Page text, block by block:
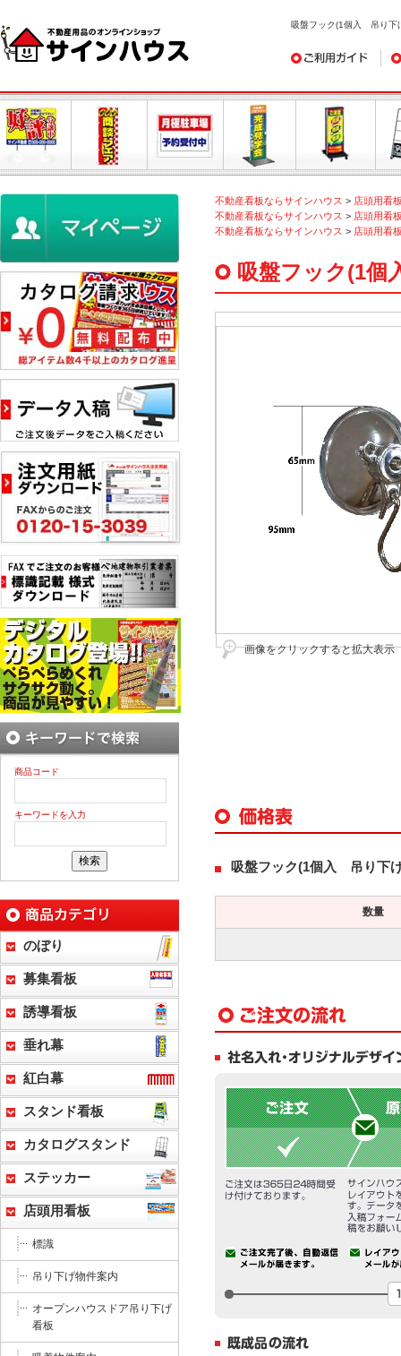
吸盤フック(1個入 吊り下
ご利用ガイド デ
不動産看板ならサインハウス > 店頭用看
不動産看板ならサインハウス > 店頭用看
不動産看板ならサインハウス > 店頭用看
吸盤フック(1
画像をクリックすると拡大表示
吸盤フック(1個入 吊り下
数量
商品コード
キーワードを入力
のぼり
募集看板
誘導看板
垂れ幕
紅白幕
スタンド看板
カタログスタンド
ステッカー
店頭用看板
標識
吊り下げ物件案内
オープンハウスドア吊り下げ
看板